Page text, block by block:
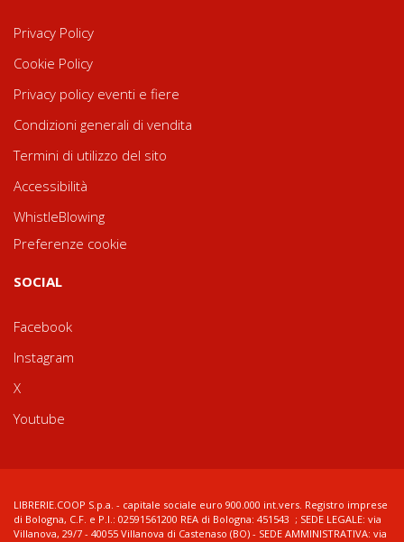
Privacy Policy
Cookie Policy
Privacy policy eventi e fiere
Condizioni generali di vendita
Termini di utilizzo del sito
Accessibilità
WhistleBlowing
Preferenze cookie
SOCIAL
Facebook
Instagram
X
Youtube
LIBRERIE.COOP S.p.a. - capitale sociale euro 900.000 int.vers. Registro imprese
di Bologna, C.F. e P.I.: 02591561200 REA di Bologna: 451543 ; SEDE LEGALE: via
Villanova, 29/7 - 40055 Villanova di Castenaso (BO) - SEDE AMMINISTRATIVA: via